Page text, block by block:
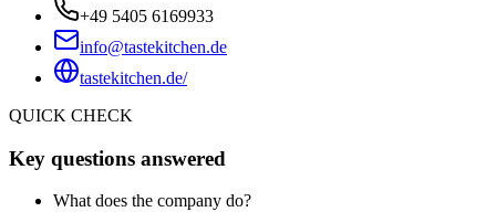
+49 5405 6169933
info@tastekitchen.de
tastekitchen.de/
QUICK CHECK
Key questions answered
What does the company do?